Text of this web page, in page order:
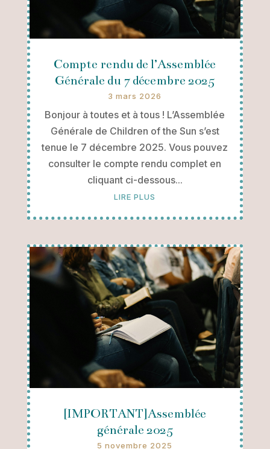
Compte rendu de l’Assemblée
Générale du 7 décembre 2025
3 mars 2026
Bonjour à toutes et à tous ! L’Assemblée
Générale de Children of the Sun s’est
tenue le 7 décembre 2025. Vous pouvez
consulter le compte rendu complet en
cliquant ci-dessous...
LIRE PLUS
[IMPORTANT]Assemblée
générale 2025
5 novembre 2025